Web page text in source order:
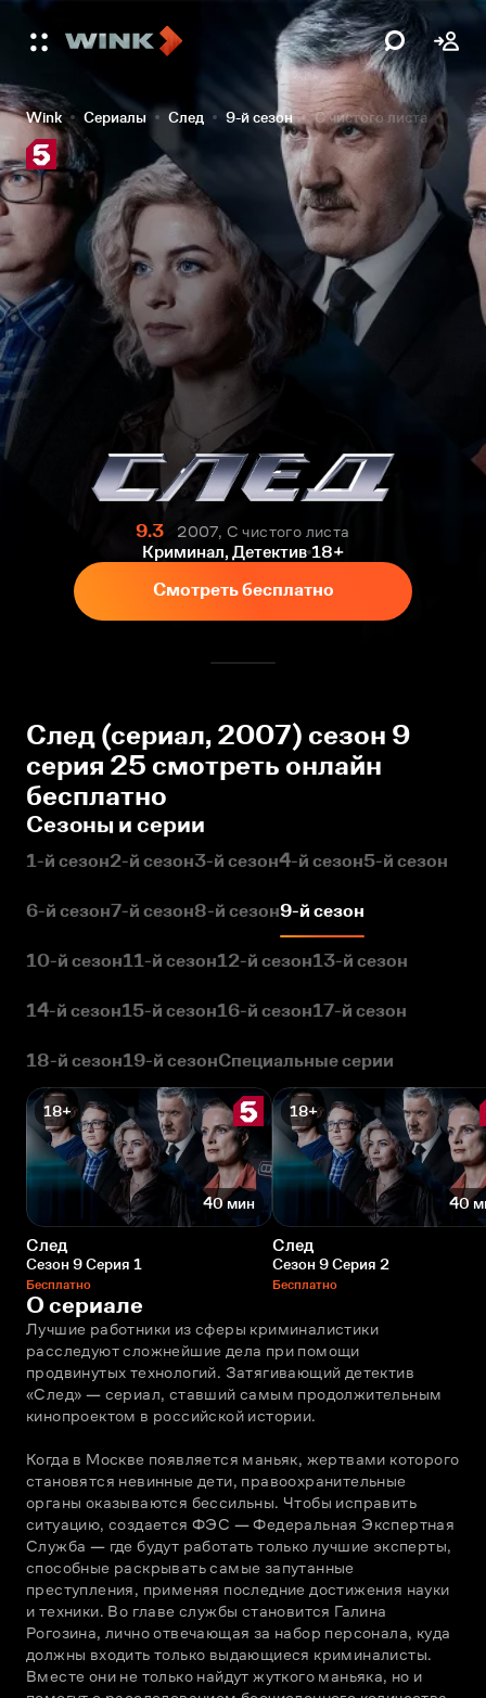
Wink Сериалы След 9-й сезон С чистого листа
9.3
2007, С чистого листа
Криминал, Детектив 18+
Смотреть бесплатно
След (сериал, 2007) сезон 9
серия 25 смотреть онлайн
бесплатно
Сезоны и серии
1-й сезон2-й сезон3-й сезон4-й сезон5-й сезон
6-й сезон7-й сезон8-й сезон9-й сезон
10-й сезон11-й сезон12-й сезон13-й сезон
14-й сезон15-й сезон16-й сезон17-й сезон
18-й сезон19-й сезонСпециальные серии
18+
40 мин
След
Сезон 9 Серия 1
Бесплатно
18+
40
След
Сезон 9 Серия 2
Бесплатно
О сериале
Лучшие работники из сферы криминалистики
расследуют сложнейшие дела при помощи
продвинутых технологий. Затягивающий детектив
«След» — сериал, ставший самым продолжительным
кинопроектом в российской истории.
Когда в Москве появляется маньяк, жертвами которого
становятся невинные дети, правоохранительные
органы оказываются бессильны. Чтобы исправить
ситуацию, создается ФЭС — Федеральная Экспертная
Служба — где будут работать только лучшие эксперты,
способные раскрывать самые запутанные
преступления, применяя последние достижения науки
и техники. Во главе службы становится Галина
Рогозина, лично отвечающая за набор персонала, куда
должны входить только выдающиеся криминалисты.
Вместе они не только найдут жуткого маньяка, но и